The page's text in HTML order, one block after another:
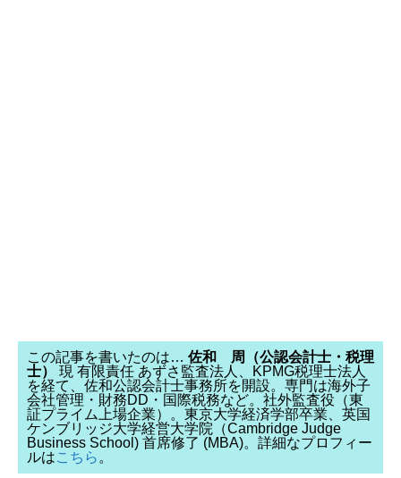
この記事を書いたのは… 佐和 周（公認会計士・税理
士）
現 有限責任 あずさ監査法人、KPMG税理士法人
を経て、佐和公認会計士事務所を開設。専門は海外子
会社管理・財務DD・国際税務など。社外監査役（東
証プライム上場企業）。東京大学経済学部卒業、英国
ケンブリッジ大学経営大学院（Cambridge Judge
Business School) 首席修了 (MBA)。詳細なプロフィー
ルはこちら 。